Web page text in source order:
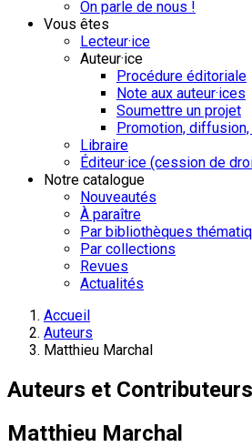
On parle de nous !
Vous êtes
Lecteur·ice
Auteur·ice
Procédure éditoriale
Note aux auteur·ices
Soumettre un projet
Promotion,
Libraire
Éditeur·ice (cession de
Notre catalogue
Nouveautés
À paraître
Par bibliothèques
Par collections
Revues
Actualités
Accueil
Auteurs
Matthieu Marchal
Auteurs et Contributeurs
Matthieu Marchal